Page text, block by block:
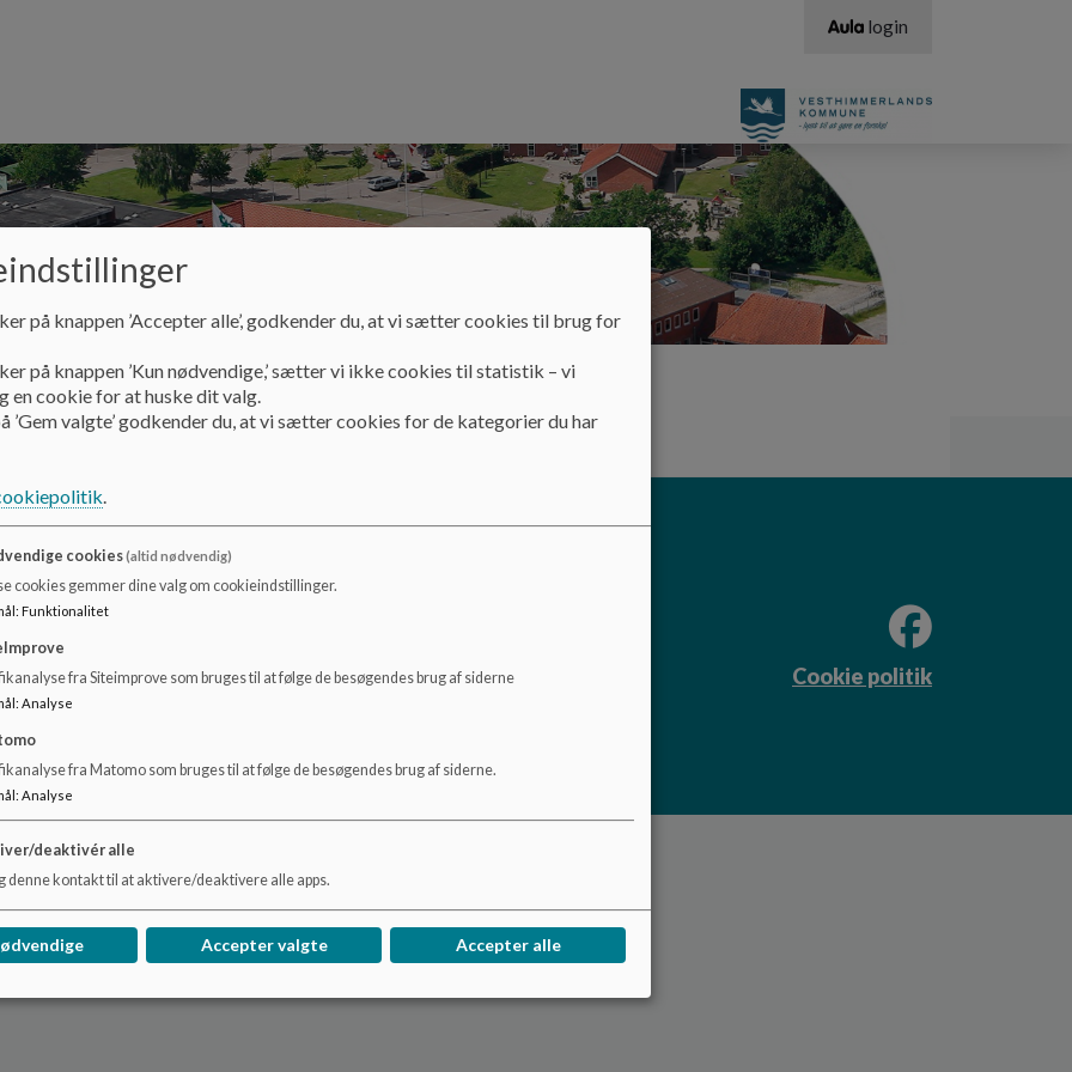
login
Kontakt Skolebestyrelsen
Cookie politik
på knappen ’Accepter alle’, godkender du, at vi sætter cookies til brug for
på knappen ’Kun nødvendige,’ sætter vi ikke cookies til statistik – vi
en cookie for at huske dit valg.
’Gem valgte’ godkender du, at vi sætter cookies for de kategorier du har
.
cookies(altid nødvendig)
cookies gemmer dine valg om cookieindstillinger.
: Funktionalitet
fra Siteimprove som bruges til at følge de besøgendes brug af siderne
: Analyse
fra Matomo som bruges til at følge de besøgendes brug af siderne.
: Analyse
deaktivér alle
denne kontakt til at aktivere/deaktivere alle apps.
Accepter valgte Accepter alle